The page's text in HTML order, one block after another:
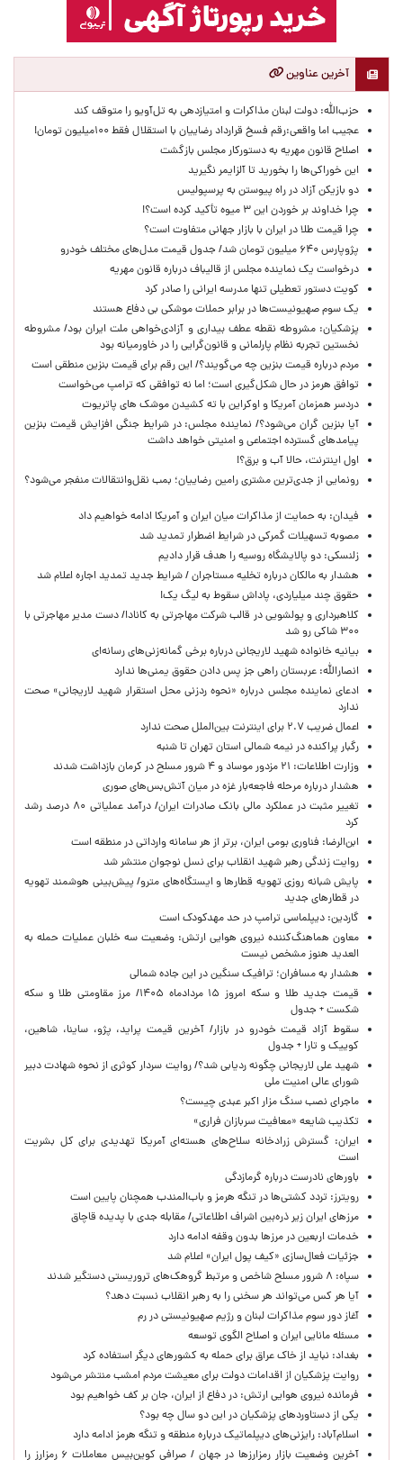
آخرین عناوین
حزب‌الله: دولت لبنان مذاکرات و امتیازدهی به تل‌آویو را متوقف کند
عجیب اما واقعی:رقم فسخ قرارداد رضاییان با استقلال فقط ۱۰۰میلیون تومان!
اصلاح قانون مهریه به دستورکار مجلس بازگشت
این خوراکی‌ها را بخورید تا آلزایمر نگیرید
دو بازیکن آزاد در راه پیوستن به پرسپولیس
چرا خداوند بر خوردن این ۳ میوه تأکید کرده است؟!
چرا قیمت طلا در ایران با بازار جهانی متفاوت است؟
پژوپارس ۶۴۰ میلیون تومان شد/ جدول قیمت مدل‌های مختلف خودرو
درخواست یک نماینده مجلس از قالیباف درباره قانون مهریه
کویت دستور تعطیلی تنها مدرسه ایرانی را صادر کرد
یک‌ سوم صهیونیست‌ها در برابر حملات موشکی بی دفاع هستند
پزشکیان: مشروطه نقطه عطف بیداری و آزادی‌خواهی ملت ایران بود/ مشروطه
نخستین تجربه نظام پارلمانی و قانون‌گرایی را در خاورمیانه بود
مردم درباره قیمت بنزین چه می‌گویند؟/ این رقم برای قیمت بنزین منطقی است
توافق هرمز در حال شکل‌گیری است؛ اما نه توافقی که ترامپ می‌خواست
دردسر همزمان آمریکا و اوکراین با ته کشیدن موشک های پاتریوت
آیا بنزین گران می‌شود؟/ نماینده مجلس: در شرایط جنگی افزایش قیمت بنزین
پیامدهای گسترده اجتماعی و امنیتی خواهد داشت
اول اینترنت، حالا آب و برق؟!
رونمایی از جدی‌ترین مشتری رامین رضاییان؛ بمب نقل‌وانتقالات منفجر می‌شود؟
فیدان: به حمایت از مذاکرات میان ایران و آمریکا ادامه خواهیم داد
مصوبه تسهیلات گمرکی در شرایط اضطرار تمدید شد
زلنسکی: دو پالایشگاه روسیه را هدف قرار دادیم
هشدار به مالکان درباره تخلیه مستاجران / شرایط جدید تمدید اجاره اعلام شد
حقوق چند میلیاردی، پاداش سقوط به لیگ یک!
کلاهبرداری و پولشویی در قالب شرکت مهاجرتی به کانادا/ دست مدیر مهاجرتی با
۳۰۰ شاکی رو شد
بیانیه خانواده شهید لاریجانی درباره برخی گمانه‌زنی‌های رسانه‌ای
انصارالله: عربستان راهی جز پس دادن حقوق یمنی‌ها ندارد
ادعای نماینده مجلس درباره «نحوه ردزنی محل استقرار شهید لاریجانی» صحت
ندارد
اعمال ضریب ۲.۷ برای اینترنت بین‌الملل صحت ندارد
رگبار پراکنده در نیمه شمالی استان تهران تا شنبه
وزارت اطلاعات: ۲۱ مزدور موساد و ۴ شرور مسلح در کرمان بازداشت شدند
هشدار درباره مرحله فاجعه‌بار غزه در میان آتش‌بس‌های صوری
تغییر مثبت در عملکرد مالی بانک صادرات ایران/ درآمد عملیاتی ۸۰ درصد رشد
کرد
ابن‌الرضا: فناوری بومی ایران، برتر از هر سامانه وارداتی در منطقه است
روایت زندگی رهبر شهید انقلاب برای نسل نوجوان منتشر شد
پایش شبانه روزی تهویه قطارها و ایستگاه‌های مترو/ پیش‌بینی هوشمند تهویه
در قطارهای جدید
گاردین: دیپلماسی ترامپ در حد مهدکودک است
معاون هماهنگ‌کننده نیروی هوایی ارتش: وضعیت سه خلبان عملیات حمله به
العدید هنوز مشخص نیست
هشدار به مسافران؛ ترافیک سنگین در این جاده شمالی
قیمت جدید طلا و سکه امروز ۱۵ مردادماه ۱۴۰۵/ مرز مقاومتی طلا و سکه
شکست + جدول
سقوط آزاد قیمت خودرو در بازار/ آخرین قیمت پراید، پژو، ساینا، شاهین،
کوییک و تارا + جدول
شهید علی لاریجانی چگونه ردیابی شد؟/ روایت سردار کوثری از نحوه شهادت دبیر
شورای عالی امنیت ملی
ماجرای نصب سنگ مزار اکبر عبدی چیست؟
تکذیب شایعه «معافیت سربازان فراری»
ایران: گسترش زرادخانه سلاح‌های هسته‌ای آمریکا تهدیدی برای کل بشریت
است
باورهای نادرست درباره گرمازدگی
رویترز: تردد کشتی‌ها در تنگه هرمز و باب‌المندب همچنان پایین است
مرزهای ایران زیر ذره‌بین اشراف اطلاعاتی/ مقابله جدی با پدیده قاچاق
خدمات اربعین در مرزها بدون وقفه ادامه دارد
جزئیات فعال‌سازی «کیف پول ایران» اعلام شد
سپاه: ۸ شرور مسلح شاخص و مرتبط گروهک‌های تروریستی دستگیر شدند
آیا هر کس می‌تواند هر سخنی را به رهبر انقلاب نسبت دهد؟
آغاز دور سوم مذاکرات لبنان و رژیم صهیونیستی در رم
مسئله مانایی ایران و اصلاح الگوی توسعه
بغداد: نباید از خاک عراق برای حمله به کشورهای دیگر استفاده کرد
روایت پزشکیان از اقدامات دولت برای معیشت مردم امشب منتشر می‌شود
فرمانده نیروی هوایی ارتش: در دفاع از ایران، جان بر کف خواهیم بود
یکی از دستاوردهای پزشکیان در این دو سال چه بود؟
اسلام‌آباد: رایزنی‌های دیپلماتیک درباره منطقه و تنگه هرمز ادامه دارد
آخرین وضعیت بازار رمزارزها در جهان / صرافی کوین‌بیس معاملات ۶ رمزارز را